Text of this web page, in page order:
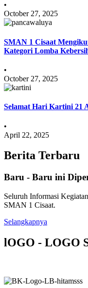
•
October 27, 2025
SMAN 1 Cisaat
Kategori Lomba
•
October 27, 2025
Selamat Hari Kartini 21
•
April 22, 2025
Berita Terbaru
Baru - Baru ini
Seluruh Informasi
SMAN 1 Cisaat.
Selangkapnya
lOGO - LOGO